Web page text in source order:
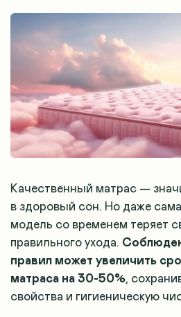
Качественный матрас —
в здоровый сон. Но даже
модель со временем теряет
правильного ухода.
правил может увеличить
матраса на 30-50%,
свойства и гигиеническую